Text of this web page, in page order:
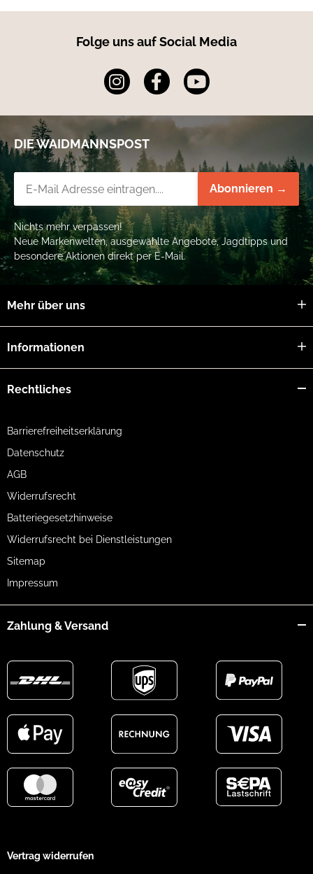
Folge uns auf Social Media
DIE WAIDMANNSPOST
Abonnieren →
Nichts mehr verpassen!
Neue Markenwelten, ausgewählte Angebote, Jagdtipps und
besondere Aktionen direkt per E-Mail.
Mehr über uns
Informationen
Rechtliches
Barrierefreiheitserklärung
Datenschutz
AGB
Widerrufsrecht
Batteriegesetzhinweise
Widerrufsrecht bei Dienstleistungen
Sitemap
Impressum
Zahlung & Versand
Vertrag widerrufen